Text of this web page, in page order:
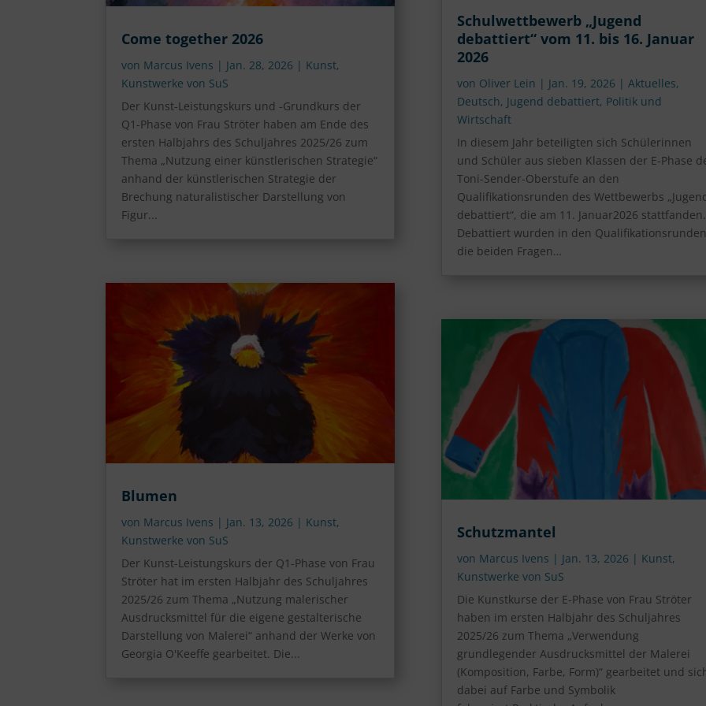
Come together 2026
von Marcus Ivens | Jan. 28, 2026 | Kunst,
Kunstwerke von SuS
Der Kunst-Leistungskurs und -Grundkurs der
Q1-Phase von Frau Ströter haben am Ende des
ersten Halbjahrs des Schuljahres 2025/26 zum
Thema „Nutzung einer künstlerischen Strategie“
anhand der künstlerischen Strategie der
Brechung naturalistischer Darstellung von
Figur...
Blumen
von Marcus Ivens | Jan. 13, 2026 | Kunst,
Kunstwerke von SuS
Der Kunst-Leistungskurs der Q1-Phase von Frau
Ströter hat im ersten Halbjahr des Schuljahres
2025/26 zum Thema „Nutzung malerischer
Ausdrucksmittel für die eigene gestalterische
Darstellung von Malerei“ anhand der Werke von
Georgia O'Keeffe gearbeitet. Die...
Schulwettbewerb „Jugend
debattiert“ vom 11. bis 16. Januar
2026
von Oliver Lein | Jan. 19, 2026 | Aktuelles,
Deutsch, Jugend debattiert, Politik und
Wirtschaft
In diesem Jahr beteiligten sich Schülerinnen
und Schüler aus sieben Klassen der E-Phase
Toni-Sender-Oberstufe an den
Qualifikationsrunden des Wettbewerbs
debattiert“, die am 11. Januar2026 stattfanden.
Debattiert wurden in den Qualifikationsrunden
die beiden Fragen…
Schutzmantel
von Marcus Ivens | Jan. 13, 2026 | Kunst,
Kunstwerke von SuS
Die Kunstkurse der E-Phase von Frau Ströter
haben im ersten Halbjahr des Schuljahres
2025/26 zum Thema „Verwendung
grundlegender Ausdrucksmittel der Malerei
(Komposition, Farbe, Form)“ gearbeitet und
dabei auf Farbe und Symbolik